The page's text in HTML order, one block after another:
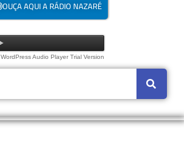
OUÇA AQUI A RÁDIO NAZARÉ
WordPress Audio Player Trial Version